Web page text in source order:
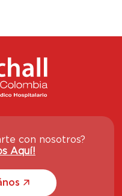
con nosotros?
Aquí!